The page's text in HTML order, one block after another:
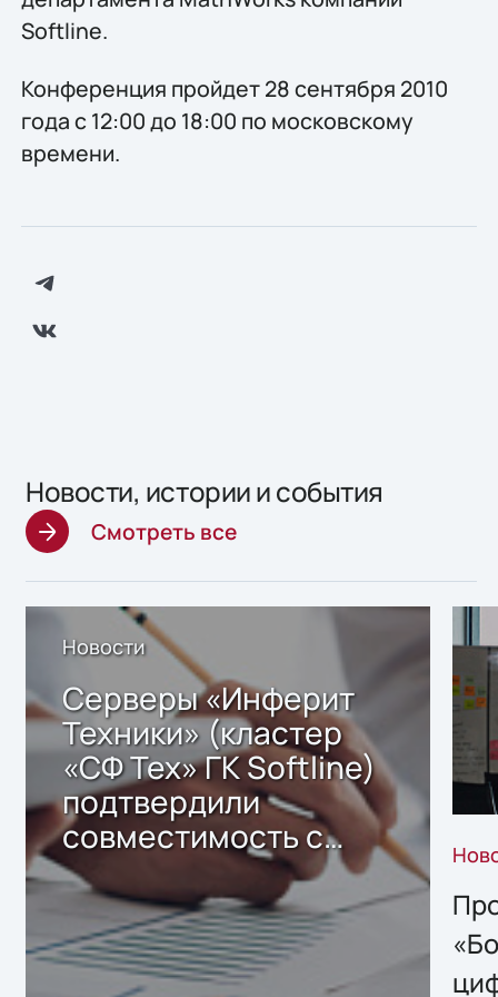
Softline.
Конференция пройдет 28 сентября 2010
года с 12:00 до 18:00 по московскому
времени.
Новости, истории и события
Смотреть все
Новости
Серверы «Инферит
Техники» (кластер
«СФ Тех» ГК Softline)
подтвердили
совместимость с
решением Sharx
Storage 2.x для
хранения данных